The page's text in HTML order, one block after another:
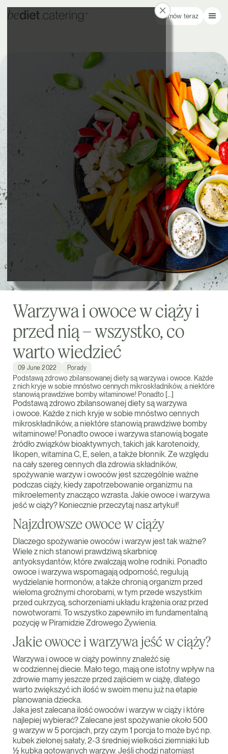
Zamów teraz
Warzywa i owoce w ciąży i
przed nią – wszystko, co
warto wiedzieć
09 June 2022 Porady
Podstawą zdrowo zbilansowanej diety są warzywa i owoce. Każde
z nich kryje w sobie mnóstwo cennych mikroskładników, a niektóre
stanowią prawdziwe bomby witaminowe! Ponadto […]
Podstawą zdrowo zbilansowanej diety są warzywa
i owoce. Każde z nich kryje w sobie mnóstwo cennych
mikroskładników, a niektóre stanowią prawdziwe bomby
witaminowe! Ponadto owoce i warzywa stanowią bogate
źródło związków bioaktywnych, takich jak karotenoidy,
likopen, witamina C, E, selen, a także błonnik. Ze względu
na cały szereg cennych dla zdrowia składników,
spożywanie warzyw i owoców jest szczególnie ważne
podczas ciąży, kiedy zapotrzebowanie organizmu na
mikroelementy znacząco wzrasta. Jakie owoce i warzywa
jeść w ciąży? Koniecznie przeczytaj nasz artykuł!
Najzdrowsze owoce w ciąży
Dlaczego spożywanie owoców i warzyw jest tak ważne?
Wiele z nich stanowi prawdziwą skarbnicę
antyoksydantów, które zwalczają wolne rodniki. Ponadto
owoce i warzywa wspomagają odporność, regulują
wydzielanie hormonów, a także chronią organizm przed
wieloma groźnymi chorobami, w tym przede wszystkim
przed cukrzycą, schorzeniami układu krążenia oraz przed
nowotworami. To wszystko zapewniło im fundamentalną
pozycję w Piramidzie Zdrowego Żywienia.
Jakie owoce i warzywa jeść w ciąży?
Warzywa i owoce w ciąży powinny znaleźć się
w codziennej diecie. Mało tego, mają one istotny wpływ na
zdrowie mamy jeszcze przed zajściem w ciążę, dlatego
warto zwiększyć ich ilość w swoim menu już na etapie
planowania dziecka.
Jaka jest zalecana ilość owoców i warzyw w ciąży i które
najlepiej wybierać? Zalecane jest spożywanie około 500
g warzyw w 5 porcjach, przy czym 1 porcja to może być np.
kubek zielonej sałaty, 2-3 średniej wielkości ziemniaki lub
½ kubka gotowanych warzyw. Jeśli chodzi natomiast